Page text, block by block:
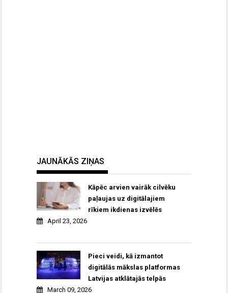
JAUNĀKĀS ZIŅAS
Kāpēc arvien vairāk cilvēku
paļaujas uz digitālajiem
rīkiem ikdienas izvēlēs
April 23, 2026
Pieci veidi, kā izmantot
digitālās mākslas platformas
Latvijas atklātajās telpās
March 09, 2026